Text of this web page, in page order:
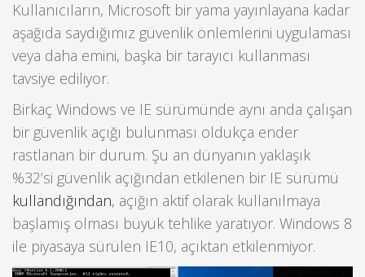
Kullanıcıların, Microsoft bir yama yayınlayana kadar
aşağıda saydığımız güvenlik önlemlerini uygulaması
veya daha emini, başka bir tarayıcı kullanması
tavsiye ediliyor.
Birkaç Windows ve IE sürümünde aynı anda çalışan
bir güvenlik açığı bulunması oldukça ender
rastlanan bir durum. Şu an dünyanın yaklaşık
%32’si güvenlik açığından etkilenen bir IE sürümü
kullandığından, açığın aktif olarak kullanılmaya
başlamış olması büyük tehlike yaratıyor. Windows 8
ile piyasaya sürülen IE10, açıktan etkilenmiyor.